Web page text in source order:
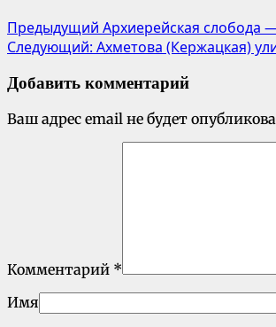
Предыдущий Архиерейская слобода
Следующий: Ахметова (Кержацкая)
Добавить комментарий
Ваш адрес email не будет
Комментарий *
Имя